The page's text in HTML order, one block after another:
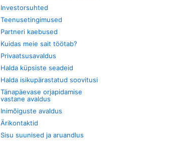
Investorsuhted
Teenusetingimused
Partneri kaebused
Kuidas meie sait töötab?
Privaatsusavaldus
Halda küpsiste seadeid
Halda isikupärastatud soovitusi
Tänapäevase orjapidamise
vastane avaldus
Inimõiguste avaldus
Ärikontaktid
Sisu suunised ja aruandlus